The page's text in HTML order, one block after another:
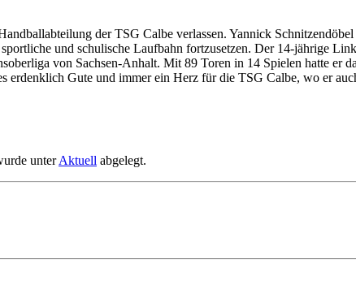
der TSG Calbe verlassen. Yannick
und schulische Laufbahn fortzusetzen. Der 14-jährige
von Sachsen-Anhalt. Mit 89 Toren in 14 Spielen hatte er
erdenklich Gute und immer ein Herz für die TSG Calbe, wo er
unterAktuell abgelegt.